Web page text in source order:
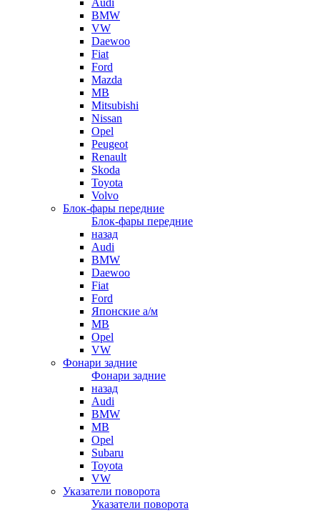
Audi
BMW
VW
Daewoo
Fiat
Ford
Mazda
MB
Mitsubishi
Nissan
Opel
Peugeot
Renault
Skoda
Toyota
Volvo
Блок-фары передние
Блок-фары передние
назад
Audi
BMW
Daewoo
Fiat
Ford
Японские а/м
MB
Opel
VW
Фонари задние
Фонари задние
назад
Audi
BMW
MB
Opel
Subaru
Toyota
VW
Указатели поворота
Указатели поворота